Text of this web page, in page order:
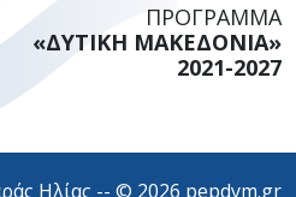
ΠΡΟΓΡΑΜΜΑ
«ΔΥΤΙΚΗ ΜΑΚΕΔΟΝΙΑ»
2021-2027
Ηλίας -- © 2026 pepdym.gr